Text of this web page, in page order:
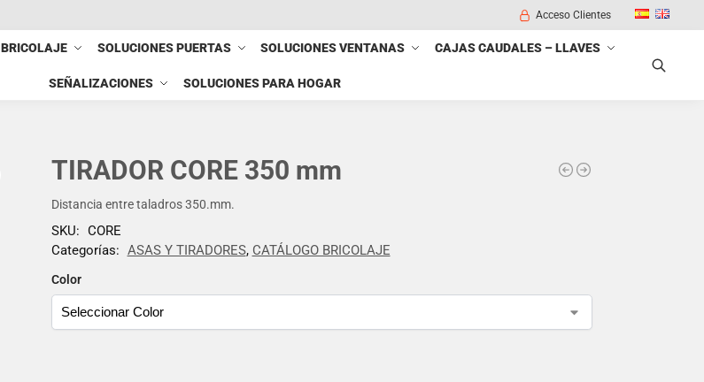
Acceso Clientes
BRICOLAJE SOLUCIONES PUERTAS SOLUCIONES VENTANAS CAJAS CAUDALES – LLAVES
SEÑALIZACIONES SOLUCIONES PARA HOGAR
TIRADOR CORE 350 mm
Color
SKU: CORE
Categorías: ASAS Y TIRADORES, CATÁLOGO BRICOLAJE
Distancia entre taladros 350.mm.